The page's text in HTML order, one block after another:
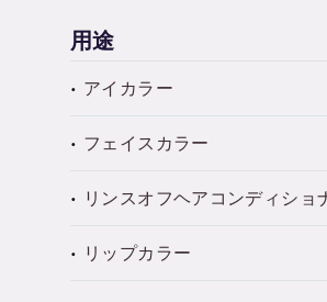
用途
アイカラー
フェイスカラー
リンスオフヘアコンディショ
リップカラー